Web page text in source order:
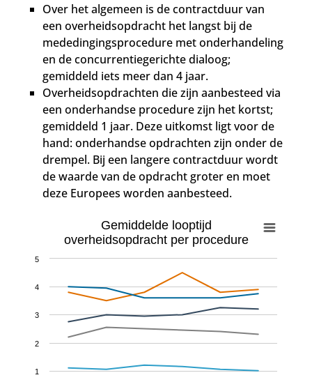
Over het algemeen is de contractduur van
een overheidsopdracht het langst bij de
mededingingsprocedure met onderhandeling
en de concurrentiegerichte dialoog;
gemiddeld iets meer dan 4 jaar.
Overheidsopdrachten die zijn aanbesteed via
een onderhandse procedure zijn het kortst;
gemiddeld 1 jaar. Deze uitkomst ligt voor de
hand: onderhandse opdrachten zijn onder de
drempel. Bij een langere contractduur wordt
de waarde van de opdracht groter en moet
deze Europees worden aanbesteed.
Gemiddelde looptijd
overheidsopdracht per procedure
1
2
3
4
5